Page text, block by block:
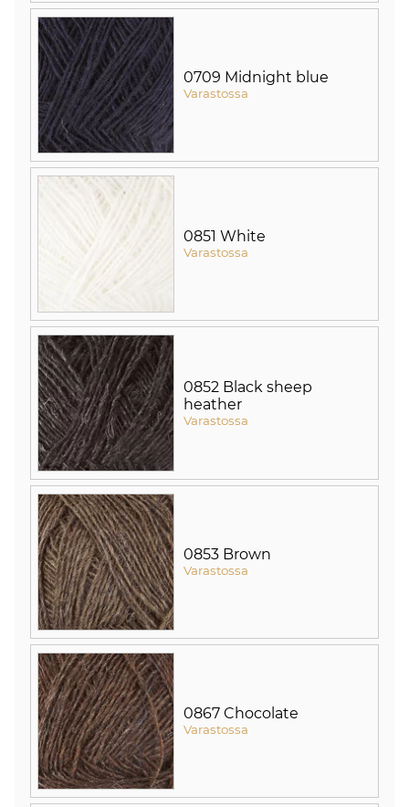
0709 Midnight blue
Varastossa
0851 White
Varastossa
0852 Black sheep
heather
Varastossa
0853 Brown
Varastossa
0867 Chocolate
Varastossa